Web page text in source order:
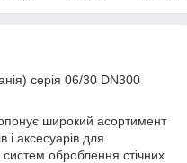
серія 06/30 DN300
широкий асортимент
і аксесуарів для
оброблення стічних